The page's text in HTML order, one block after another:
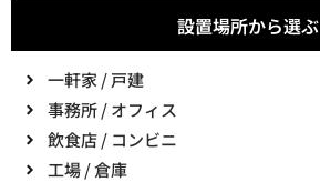
設置場所から選ぶ
一軒家 / 戸建
事務所 / オフィス
飲食店 / コンビニ
工場 / 倉庫